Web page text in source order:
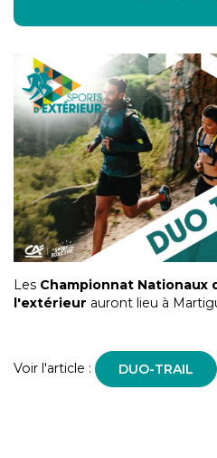
Les Championnat Nationaux
l'extérieur auront lieu à
Voir l'article : DUO-TRAIL